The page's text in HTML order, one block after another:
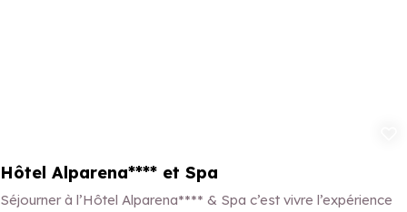
Hôtel Alparena**** et Spa
Séjourner à l’Hôtel Alparena**** & Spa c’est vivre l’expérience